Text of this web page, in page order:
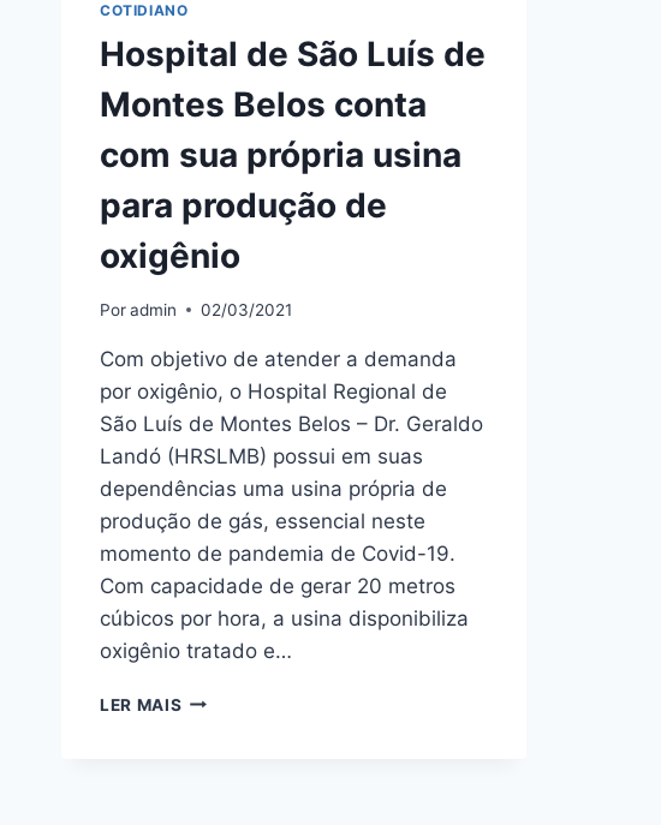
COTIDIANO
Hospital de São Luís de
Montes Belos conta
com sua própria usina
para produção de
oxigênio
Poradmin 02/03/2021
Com objetivo de atender a demanda
por oxigênio, o Hospital Regional de
São Luís de Montes Belos – Dr. Geraldo
Landó (HRSLMB) possui em suas
dependências uma usina própria de
produção de gás, essencial neste
momento de pandemia de Covid-19.
Com capacidade de gerar 20 metros
cúbicos por hora, a usina disponibiliza
oxigênio tratado e…
LER MAIS